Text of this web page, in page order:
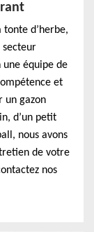
d’herbe,
secteur
une équipe de
et
un gazon
d’un petit
nous avons
de votre
nos